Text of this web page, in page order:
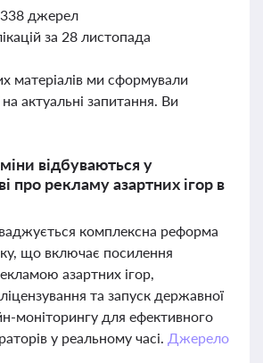
джерел
за 28 листопада
матеріалів ми сформували
на актуальні запитання. Ви
відбуваються у
про рекламу азартних ігор в
комплексна реформа
що включає посилення
азартних ігор,
та запуск державної
моніторингу для ефективного
у реальному часі. Джерело